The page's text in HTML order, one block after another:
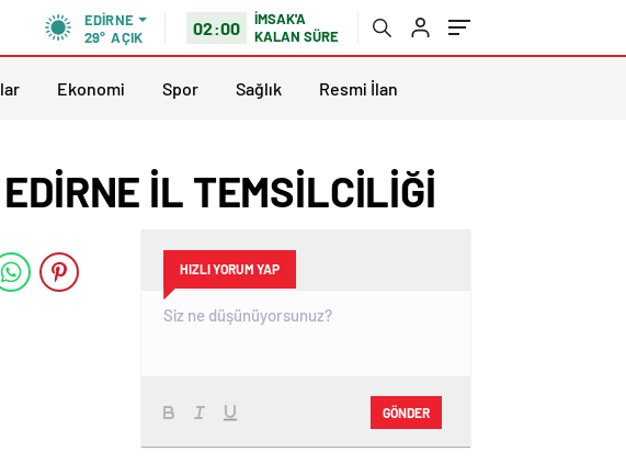
EDIRNE
29° AÇIK 02:00
İMSAK'A
KALAN SÜRE
Ekonomi Spor Sağlık Resmi İlan
İL TEMSİLCİLİĞİ
HIZLI YORUM YAP
GÖNDER